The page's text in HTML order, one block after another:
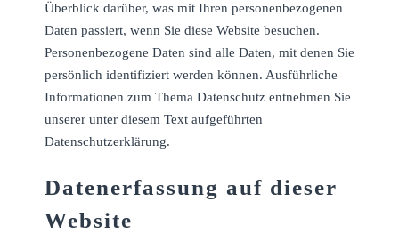
Überblick darüber, was mit Ihren personenbezogenen
Daten passiert, wenn Sie diese Website besuchen.
Personenbezogene Daten sind alle Daten, mit denen Sie
persönlich identifiziert werden können. Ausführliche
Informationen zum Thema Datenschutz entnehmen Sie
unserer unter diesem Text aufgeführten
Datenschutzerklärung.
Datenerfassung auf dieser
Website